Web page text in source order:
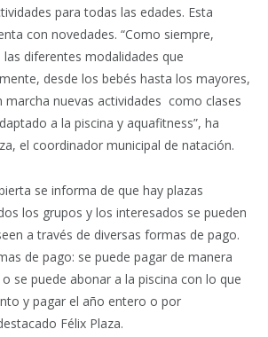
para todas las edades. Esta
con novedades. “Como siempre,
diferentes modalidades que
desde los bebés hasta los mayores,
marcha nuevas actividades como clases
a la piscina y aquafitness”, ha
el coordinador municipal de natación.
se informa de que hay plazas
los grupos y los interesados se pueden
a través de diversas formas de pago.
de pago: se puede pagar de manera
se puede abonar a la piscina con lo que
y pagar el año entero o por
Félix Plaza.